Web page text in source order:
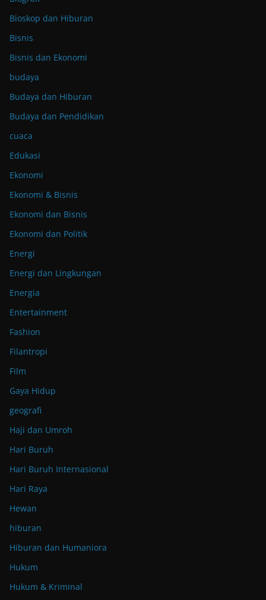
Bioskop dan Hiburan
Bisnis
Bisnis dan Ekonomi
budaya
Budaya dan Hiburan
Budaya dan Pendidikan
cuaca
Edukasi
Ekonomi
Ekonomi & Bisnis
Ekonomi dan Bisnis
Ekonomi dan Politik
Energi
Energi dan Lingkungan
Energia
Entertainment
Fashion
Filantropi
Film
Gaya Hidup
geografi
Haji dan Umroh
Hari Buruh
Hari Buruh Internasional
Hari Raya
Hewan
hiburan
Hiburan dan Humaniora
Hukum
Hukum & Kriminal